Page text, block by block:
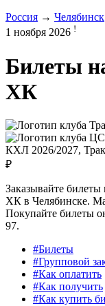
Россия → Челябинск
1 ноября 2026 !
Билеты
ХК
КХЛ 2026/2027,
₽
Заказывайте
ХК в Челябинске.
Покупайте билеты
97.
#Билеты
#Групповой
#Как оплатить
#Как получить
#Как купить